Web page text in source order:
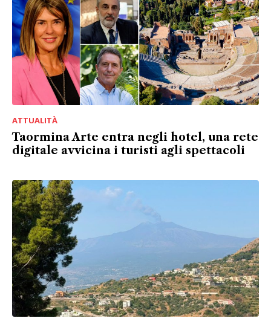
ATTUALITÀ
Taormina Arte entra negli hotel, una rete
digitale avvicina i turisti agli spettacoli